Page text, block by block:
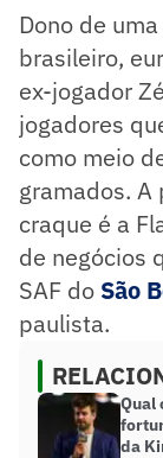
Dono de
brasileiro,
ex-jogador
jogadores
como meio
gramados.
craque é a
de negócios
SAF do São
paulista.
Qual
da